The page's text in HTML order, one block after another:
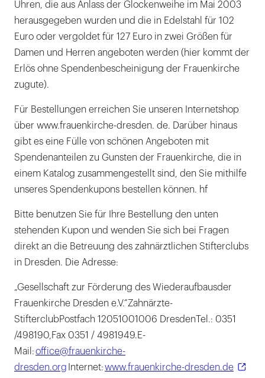
Uhren, die aus Anlass der Glockenweihe im Mai 2003
herausgegeben wurden und die in Edelstahl für 102
Euro oder vergoldet für 127 Euro in zwei Größen für
Damen und Herren angeboten werden (hier kommt der
Erlös ohne Spendenbescheinigung der Frauenkirche
zugute).
Für Bestellungen erreichen Sie unseren Internetshop
über www.frauenkirche-dresden. de. Darüber hinaus
gibt es eine Fülle von schönen Angeboten mit
Spendenanteilen zu Gunsten der Frauenkirche, die in
einem Katalog zusammengestellt sind, den Sie mithilfe
unseres Spendenkupons bestellen können. hf
Bitte benutzen Sie für Ihre Bestellung den unten
stehenden Kupon und wenden Sie sich bei Fragen
direkt an die Betreuung des zahnärztlichen Stifterclubs
in Dresden. Die Adresse:
„Gesellschaft zur Förderung des Wiederaufbausder
Frauenkirche Dresden e.V.“Zahnärzte-
StifterclubPostfach 12051001006 DresdenTel.: 0351
/498190,Fax 0351 / 4981949.E-
Mail:office@frauenkirche-
dresden.org Internet:www.frauenkirche-dresden.de